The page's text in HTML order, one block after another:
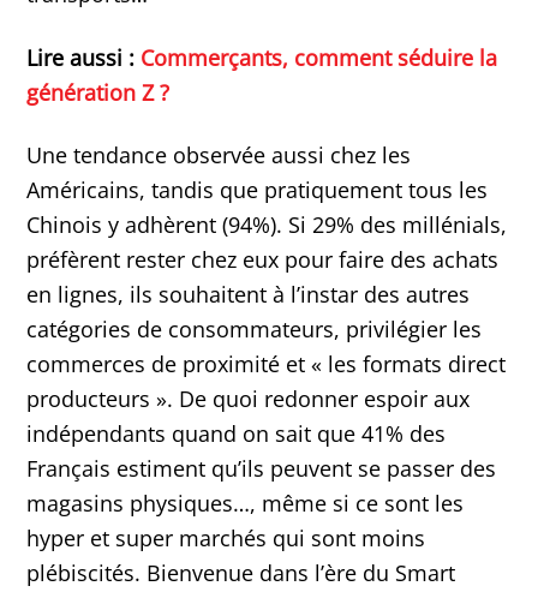
Lire aussi : Commerçants, comment séduire la
génération Z ?
Une tendance observée aussi chez les
Américains, tandis que pratiquement tous les
Chinois y adhèrent (94%). Si 29% des millénials,
préfèrent rester chez eux pour faire des achats
en lignes, ils souhaitent à l’instar des autres
catégories de consommateurs, privilégier les
commerces de proximité et « les formats direct
producteurs ». De quoi redonner espoir aux
indépendants quand on sait que 41% des
Français estiment qu’ils peuvent se passer des
magasins physiques…, même si ce sont les
hyper et super marchés qui sont moins
plébiscités. Bienvenue dans l’ère du Smart